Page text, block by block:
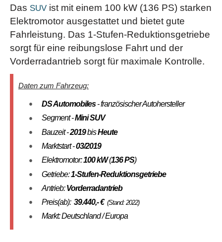
Das SUV ist mit einem 100 kW (136 PS) starken
Elektromotor ausgestattet und bietet gute
Fahrleistung. Das 1-Stufen-Reduktionsgetriebe
sorgt für eine reibungslose Fahrt und der
Vorderradantrieb sorgt für maximale Kontrolle.
Daten zum Fahrzeug:
DS Automobiles- französischer Autohersteller
Segment -Mini SUV
Bauzeit -2019bisHeute
Marktstart -03/2019
Elektromotor:100 kW(136 PS)
Getriebe:1-Stufen-Reduktionsgetriebe
Antrieb:Vorderradantrieb
Preis(ab): 39.440,- € (Stand: 2022)
Markt: Deutschland / Europa